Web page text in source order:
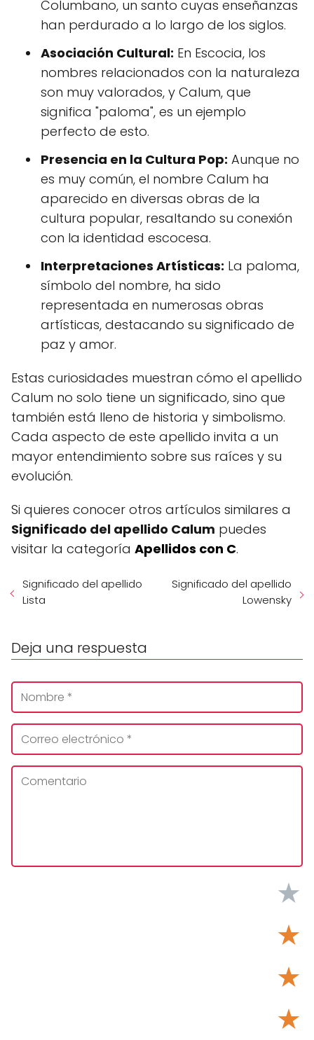
Columbano, un santo cuyas enseñanzas
han perdurado a lo largo de los siglos.
Asociación Cultural: En Escocia, los
nombres relacionados con la naturaleza
son muy valorados, y Calum, que
significa "paloma", es un ejemplo
perfecto de esto.
Presencia en la Cultura Pop: Aunque no
es muy común, el nombre Calum ha
aparecido en diversas obras de la
cultura popular, resaltando su conexión
con la identidad escocesa.
Interpretaciones Artísticas: La paloma,
símbolo del nombre, ha sido
representada en numerosas obras
artísticas, destacando su significado de
paz y amor.
Estas curiosidades muestran cómo el apellido
Calum no solo tiene un significado, sino que
también está lleno de historia y simbolismo.
Cada aspecto de este apellido invita a un
mayor entendimiento sobre sus raíces y su
evolución.
Si quieres conocer otros artículos similares a
Significado del apellido Calum puedes
visitar la categoría Apellidos con C.
Significado del apellido
Lista
Significado del apellido
Lowensky
Deja una respuesta
★
★
★
★